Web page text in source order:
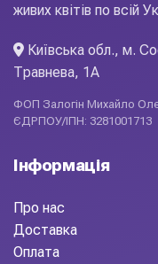
живих квітів по всій
Київська обл., м.
Травнева, 1А
ФОП Залогін Михайло
ЄДРПОУ/ІПН: 3281001713
Інформація
Про нас
Доставка
Оплата